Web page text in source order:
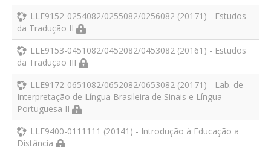
LLE9152-0254082/0255082/0256082 (20171) - Estudos
da Tradução II
LLE9153-0451082/0452082/0453082 (20161) - Estudos
da Tradução III
LLE9172-0651082/0652082/0653082 (20171) - Lab. de
Interpretação de Língua Brasileira de Sinais e Língua
Portuguesa II
LLE9400-0111111 (20141) - Introdução à Educação a
Distância